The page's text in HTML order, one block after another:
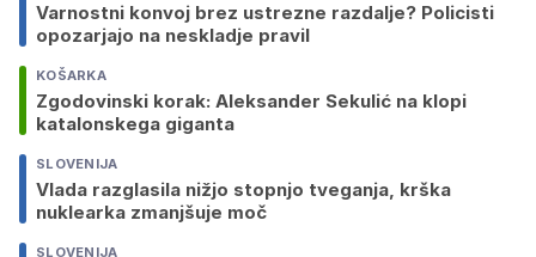
Varnostni konvoj brez ustrezne razdalje? Policisti
opozarjajo na neskladje pravil
KOŠARKA
Zgodovinski korak: Aleksander Sekulić na klopi
katalonskega giganta
SLOVENIJA
Vlada razglasila nižjo stopnjo tveganja, krška
nuklearka zmanjšuje moč
SLOVENIJA